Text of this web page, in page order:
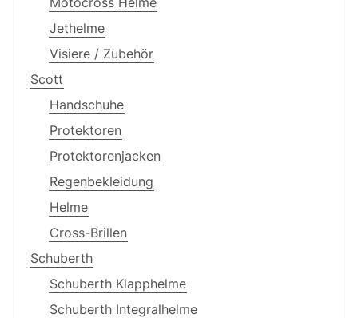
Jethelme
Visiere / Zubehör
Scott
Handschuhe
Protektoren
Protektorenjacken
Regenbekleidung
Helme
Cross-Brillen
Schuberth
Schuberth Klapphelme
Schuberth Integralhelme